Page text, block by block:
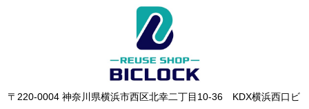
〒220-0004 神奈川県横浜市西区北幸二丁目10-36 KDX横浜西口ビ